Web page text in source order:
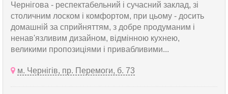
Чернігова - респектабельний і сучасний заклад, зі
столичним лоском і комфортом, при цьому - досить
домашній за сприйняттям, з добре продуманим і
ненав'язливим дизайном, відмінною кухнею,
великими пропозиціями і привабливими...
м. Чернігів, пр. Перемоги, б. 73